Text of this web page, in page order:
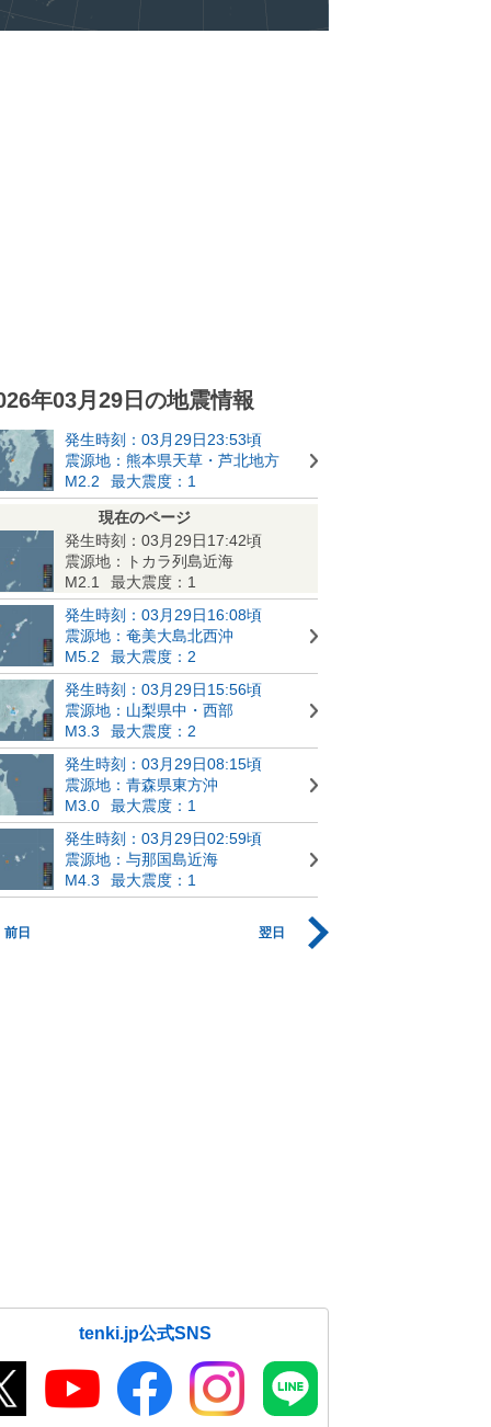
年03月29日の地震情報
発生時刻：03月29日23:53頃
震源地：熊本県天草・芦北地方
M2.2
最大震度：1
現在のページ
発生時刻：03月29日17:42頃
震源地：トカラ列島近海
M2.1
最大震度：1
発生時刻：03月29日16:08頃
震源地：奄美大島北西沖
M5.2
最大震度：2
発生時刻：03月29日15:56頃
震源地：山梨県中・西部
M3.3
最大震度：2
発生時刻：03月29日08:15頃
震源地：青森県東方沖
M3.0
最大震度：1
発生時刻：03月29日02:59頃
震源地：与那国島近海
M4.3
最大震度：1
前日 翌日
tenki.jp公式SNS